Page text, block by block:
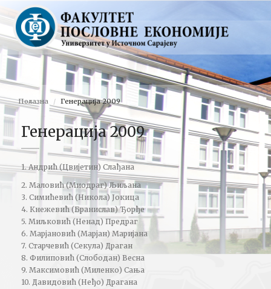
Полазна Генерација 2009
Генерација 2009
1. Андрић (Цвијетин) Слађана
2. Маловић (Миодраг) Љиљана
3. Симићевић (Никола) Јокица
4. Кнежевић (Бранислав) Ђорђе
5. Миљковић (Ненад) Предраг
6. Марјановић (Марјан) Маријана
7. Старчевић (Секула) Драган
8. Филиповић (Слободан) Весна
9. Максимовић (Миленко) Сања
10. Давидовић (Неђо) Драгана